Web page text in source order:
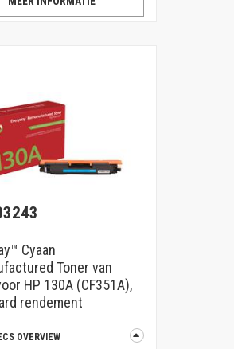
Cyaan
Toner van
HP 130A (CF351A),
rendement
OVERVIEW